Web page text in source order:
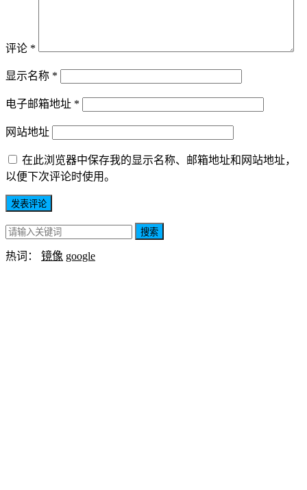
评论 *
显示名称 *
电子邮箱地址 *
网站地址
在此浏览器中保存我的显示名称、邮箱地址和网站地址，
以便下次评论时使用。
搜索
热词： 镜像 google